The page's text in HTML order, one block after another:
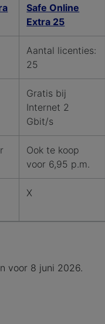
Safe Online
Extra 25
Aantal licenties:
25
Gratis bij
Internet 2
Gbit/s
Ook te koop
voor 6,95 p.m.
X
voor 8 juni 2026.